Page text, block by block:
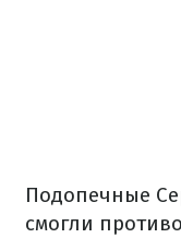
Подопечные
смогли